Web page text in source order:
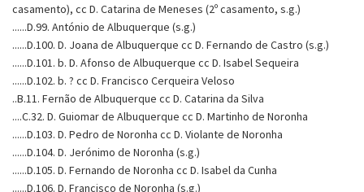
casamento), cc D. Catarina de Meneses (2º casamento, s.g.)
......D.99. António de Albuquerque (s.g.)
......D.100. D. Joana de Albuquerque cc D. Fernando de Castro (s.g.)
......D.101. b. D. Afonso de Albuquerque cc D. Isabel Sequeira
......D.102. b. ? cc D. Francisco Cerqueira Veloso
..B.11. Fernão de Albuquerque cc D. Catarina da Silva
....C.32. D. Guiomar de Albuquerque cc D. Martinho de Noronha
......D.103. D. Pedro de Noronha cc D. Violante de Noronha
......D.104. D. Jerónimo de Noronha (s.g.)
......D.105. D. Fernando de Noronha cc D. Isabel da Cunha
......D.106. D. Francisco de Noronha (s.g.)